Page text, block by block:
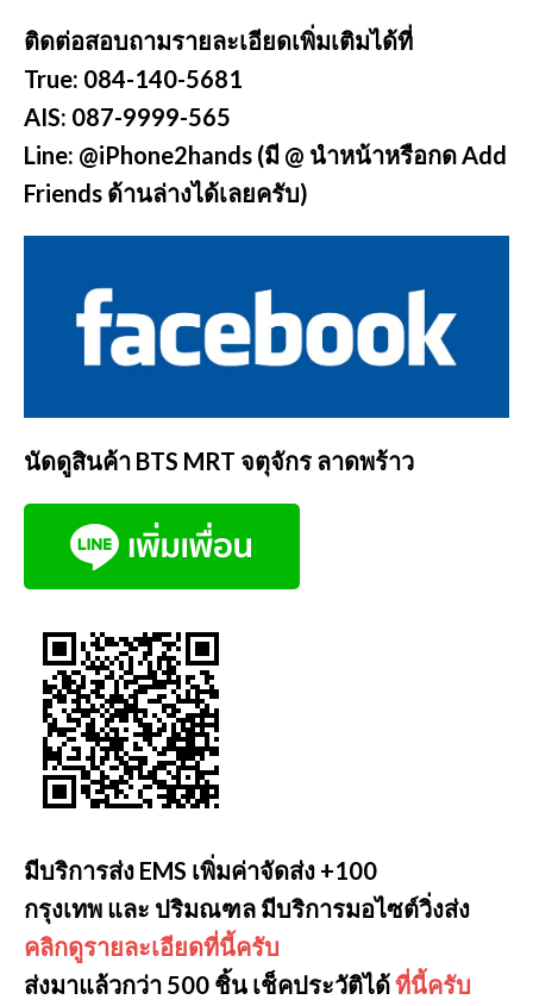
ติดต่อสอบถามรายละเอียดเพิ่มเติมได้ที่
True: 084-140-5681
AIS: 087-9999-565
Line: @iPhone2hands (มี @ นำหน้าหรือกด Add
Friends ด้านล่างได้เลยครับ)
นัดดูสินค้า BTS MRT จตุจักร ลาดพร้าว
มีบริการส่ง EMS เพิ่มค่าจัดส่ง +100
กรุงเทพ และ ปริมณฑล มีบริการมอไซต์วิ่งส่ง
คลิกดูรายละเอียดที่นี้ครับ
ส่งมาแล้วกว่า 500 ชิ้น เช็คประวัติได้ที่นี้ครับ